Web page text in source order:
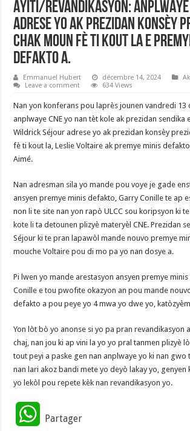
AYITI/REVANDIKASYON:
ADRESE YO AK PREZIDAN KONSÈY
CHAK MOUN FÈ TI KOUT LA E
DEFAKTO A.
Emmanuel Hubert décembre 14, 2024
Leave a comment
634 Views
Nan yon konferans pou laprès jounen vandredi 13
anplwaye CNE yo nan tèt kole ak prezidan sendika
Wildrick Séjour adrese yo ak prezidan konsèy
fè ti kout la, Leslie Voltaire ak premye minis
Aimé.
Nan adresman sila yo mande pou voye je gade
ansyen premye minis defakto, Garry Conille te ap
non li te site nan yon rapò ULCC sou koripsyon ki
kote li ta detounen plizyè materyèl CNE. Prezidan
Séjour ki te pran lapawòl mande nouvo premye
mouche Voltaire pou di mo pa yo nan dosye a.
Pi lwen yo mande arestasyon ansyen premye
Conille e tou pwofite okazyon an pou mande
defakto a pou peye yo 4 mwa yo dwe yo,
Yon lòt bò yo anonse si yo pa pran revandikasyon
chaj, nan jou ki ap vini la yo yo pral tanmen plizyè
tout peyi a paske gen nan anplwaye yo ki nan gwo
nan lari akoz bandi mete yo deyò lakay yo, genyen
yo lekòl pou repete kèk nan revandikasyon yo.
W
Partager